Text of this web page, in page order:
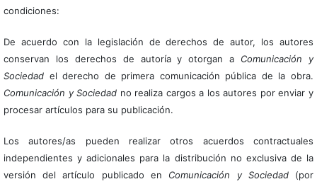
condiciones:
De acuerdo con la legislación de derechos de autor, los autores
conservan los derechos de autoría y otorgan a Comunicación y
Sociedadel derecho de primera comunicación pública de la obra.
Comunicación y Sociedad no realiza cargos a los autores por enviar y
procesar artículos para su publicación.
Los autores/as pueden realizar otros acuerdos contractuales
independientes y adicionales para la distribución no exclusiva de la
versión del artículo publicado en Comunicación y Sociedad(por